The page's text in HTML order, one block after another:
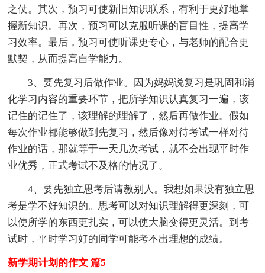
之仗。其次，预习可使新旧知识联系，有利于更好地掌
握新知识。再次，预习可以克服听课的盲目性，提高学
习效率。最后，预习可使听课更专心，与老师的配合更
默契，从而提高自学能力。
3、要先复习后做作业。因为妈妈说复习是巩固和消
化学习内容的重要环节，把所学知识认真复习一遍，该
记住的记住了，该理解的理解了，然后再做作业。假如
每次作业都能够做到先复习，然后像对待考试一样对待
作业的话，那就等于一天几次考试，就不会出现平时作
业优秀，正式考试不及格的情况了。
4、要先独立思考后请教别人。我想如果没有独立思
考是学不好知识的。思考可以对知识理解得更深刻，可
以使所学的东西更扎实，可以使大脑变得更灵活。到考
试时，平时学习好的同学可能考不出理想的成绩。
新学期计划的作文 篇5